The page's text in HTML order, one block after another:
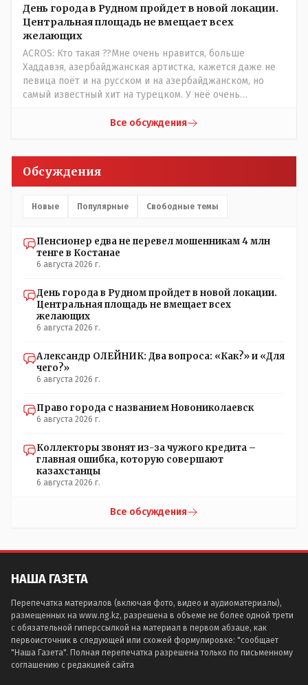
притащил к главному менеджеру и обоим сказал: ещё
один такой звонок, без разницы, какая причина, и я
счета свои у вас позакрываю. Остальные входящие
сразу в бан, по умолчанию для меня любой входящий -
Скам, пока не доказано обратное - Zero trust. Все
созвоны - только на верифицируемые номера.Всё
верно, я тоже так поступаю,но увы любопытство ещё
никто не отменял! Я уже давно всё объяснил жене, но
она все равно меня допрашивает:" Кто звонил? От кого
скрываешься? Почему сбросил?"
День города в Рудном пройдет в новой локации.
Центральная площадь не вмещает всех
желающих
ACROS: Кто такая ??Мне очень нравится, больше
Хаддавэя, азербайджанская артистка, кажется даже не
певица поёт и на русском и на азербайджанском, но
самый известный хит на турецком. У неё очень
Все обсуждения
Обсуждения
Новые Популярные Свободные темы
Пенсионер едва не перевел мошенникам 4 млн
тенге в Костанае
6 августа 2026 г.
День города в Рудном пройдет в новой локации.
Центральная площадь не вмещает всех
желающих
6 августа 2026 г.
Александр ОЛЕЙНИК: Два вопроса: «Как?» и «Для
чего?»
6 августа 2026 г.
Право города с названием Новониколаевск
6 августа 2026 г.
Коллекторы звонят из-за чужого кредита –
главная ошибка, которую совершают
казахстанцы
6 августа 2026 г.
Все обсуждения
НАША ГАЗЕТА
Перепечатка материалов (включая фото, видео и аудиоматериалы),
размещенных на www.ng.kz, разрешена в объеме не более одной трети
с обязательной гиперссылкой на материал в первом абзаце, как
первоисточник в следующей или схожей формулировке: "сообщает
"Наша Газета". Полная перепечатка разрешена только по письменному
соглашению с редакцией сайта